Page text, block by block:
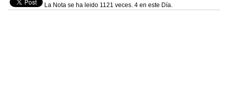
La Nota se ha leido 1121 veces. 4 en este Día.